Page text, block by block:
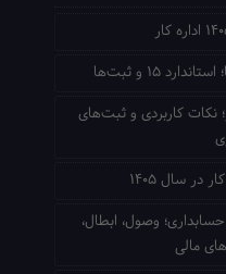
۱۵ و ثبت‌ها
نکات کاربردی و ثبت‌های
سال ۱۴۰۵
وصول، ابطال،
مالی